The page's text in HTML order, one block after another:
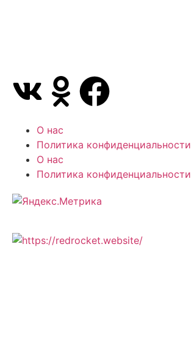
О нас
Политика конфиденциальности
О нас
Политика конфиденциальности